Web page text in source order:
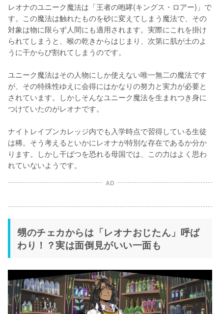
レオナのユニーク魔法は「王者の咆哮(キングス・ロアー)」で
す。この魔法は触れたものを砂に変えてしまう魔法で、その
対象は物に限らず人間にも適用されます。実際にこれを掛け
られてしまうと、喉の乾きからはじまり、次第に肌が土のよ
うに干からび割れてしまうのです。
ユニーク魔法はその人物にしか使えない唯一無二の魔法です
が、その特殊性ゆえに会得にはかなりの努力と実力が必要と
されています。しかしそんなユニーク魔法を生まれつき身に
つけていたのがレオナです。
ナイトレイブンカレッジ内でも入学時点で習得している生徒
は稀。そう考えるといかにレオナが特別な存在であるか分か
ります。しかし干ばつを恐れる母国では、この力はよく思わ
れていないようです。
AD
甥のチェカからは「レオナおじたん」呼ば
わり！？実は面倒見がいい一面も